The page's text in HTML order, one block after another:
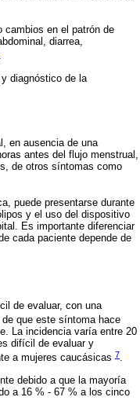
cambios en el patrón de
diarrea,
.
diagnóstico de la
en ausencia de una
antes del flujo menstrual,
de otros síntomas como
puede presentarse durante
y el uso del dispositivo
Es importante diferenciar
cada paciente depende de
de evaluar, con una
que este síntoma hace
La incidencia varía entre 20
difícil de evaluar y
a mujeres caucásicas 7.
debido a que la mayoría
a 16 % - 67 % a los cinco